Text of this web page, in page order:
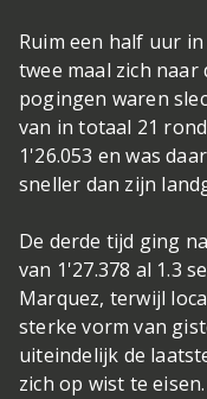
Ruim een half uur
twee maal zich
pogingen waren
van in totaal 21
1'26.053 en was
sneller dan zijn
De derde tijd ging
van 1'27.378 al 1.3
Marquez, terwijl
sterke vorm van
uiteindelijk de
zich op wist te eisen.